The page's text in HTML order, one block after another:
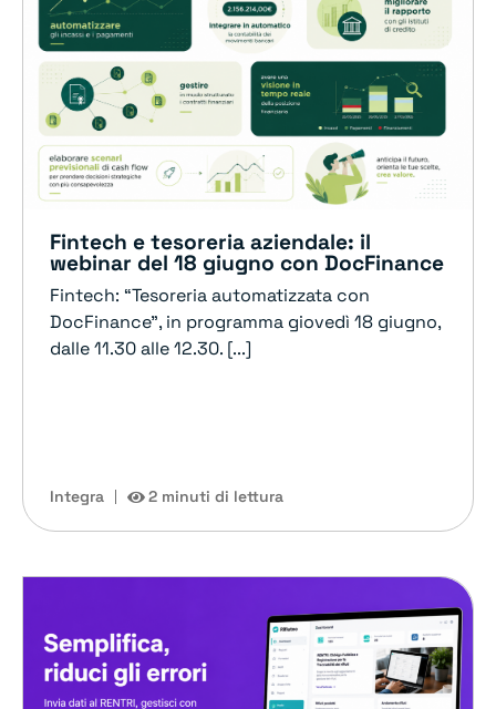
Fintech e tesoreria aziendale: il
webinar del 18 giugno con DocFinance
Fintech: “Tesoreria automatizzata con
DocFinance”, in programma giovedì 18 giugno,
dalle 11.30 alle 12.30. [...]
Integra 2 minuti di lettura